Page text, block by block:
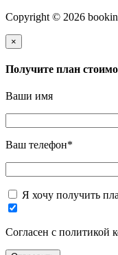
Copyright © 2026
×
Получите план
Ваши имя
Ваш телефон*
Я хочу получить
Согласен с политикой